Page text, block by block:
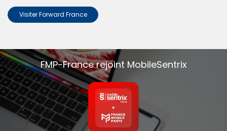
Visiter Forward France
FMP-France rejoint MobileSentrix